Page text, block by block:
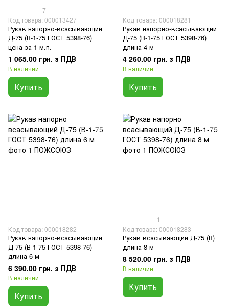
7
Код товара: 000013427
Рукав напорно-всасывающий
Д-75 (В-1-75 ГОСТ 5398-76)
цена за 1 м.п.
1 065.00 грн. з ПДВ
В наличии
Купить
Код товара: 000018281
Рукав напорно-всасывающий
Д-75 (В-1-75 ГОСТ 5398-76)
длина 4 м
4 260.00 грн. з ПДВ
В наличии
Купить
Код товара: 000018282
Рукав напорно-всасывающий
Д-75 (В-1-75 ГОСТ 5398-76)
длина 6 м
6 390.00 грн. з ПДВ
В наличии
Купить
1
Код товара: 000018283
Рукав всасывающий Д-75 (В)
длина 8 м
8 520.00 грн. з ПДВ
В наличии
Купить